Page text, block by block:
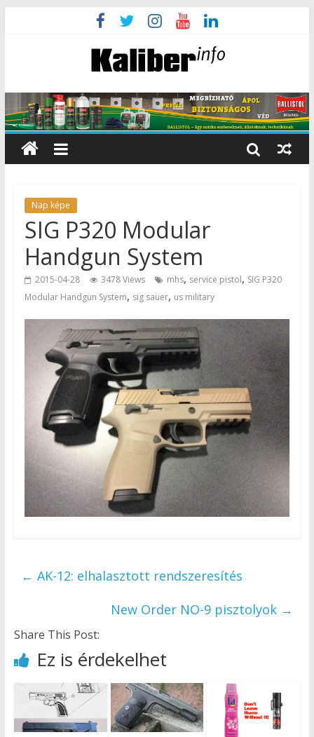
Nap képe
SIG P320 Modular
Handgun System
2015-04-28 3478 Views mhs, service pistol, SIG P320
Modular Handgun System, sig sauer, us military
← AK-12: elhalasztott rendszeresítés
New Order NO-9 pisztolyok →
Share This Post:
Ez is érdekelhet